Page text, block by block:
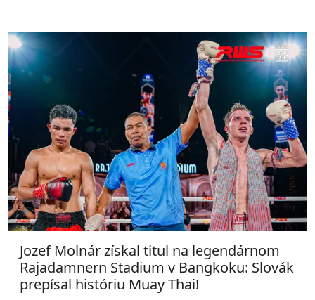
Jozef Molnár získal titul na legendárnom
Rajadamnern Stadium v Bangkoku: Slovák
prepísal históriu Muay Thai!